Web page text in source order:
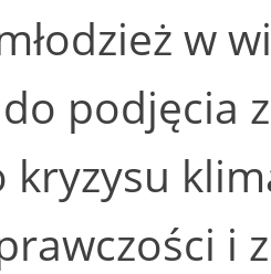
w
podjęcia
kryzysu
i